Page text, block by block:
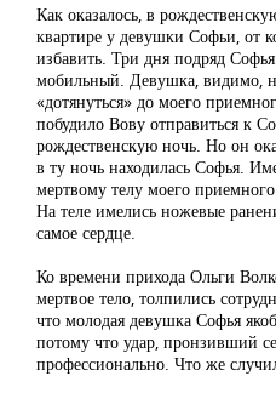
Как оказалось, в
квартире у девушки Софьи, от
избавить. Три дня подряд
мобильный. Девушка, видимо,
«дотянуться» до моего
побудило Вову отправиться к
рождественскую ночь. Но он
в ту ночь находилась Софья.
мертвому телу моего
На теле имелись ножевые
самое сердце.
Ко времени прихода Ольги
мертвое тело, толпились
что молодая девушка Софья
потому что удар, пронзивший
профессионально. Что же